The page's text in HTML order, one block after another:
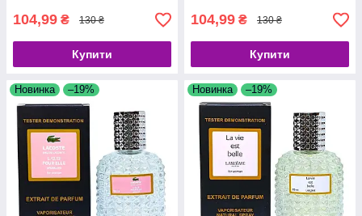
104,99 ₴ 130 ₴
Купити
104,99 ₴ 130 ₴
Купити
Новинка –19% Новинка –19%